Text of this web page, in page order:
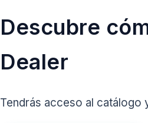
Descubre
Dealer
Tendrás acceso al catálogo